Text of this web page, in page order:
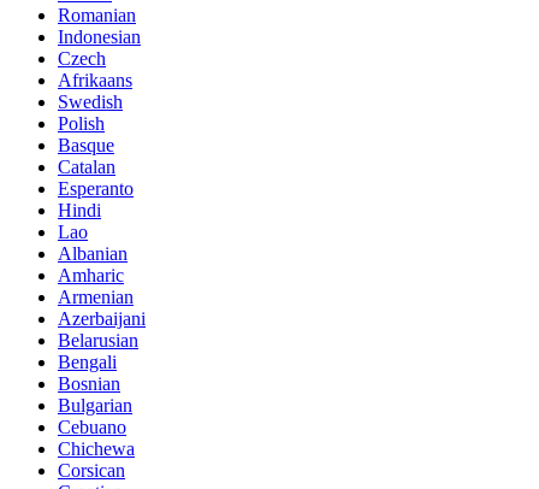
Romanian
Indonesian
Czech
Afrikaans
Swedish
Polish
Basque
Catalan
Esperanto
Hindi
Lao
Albanian
Amharic
Armenian
Azerbaijani
Belarusian
Bengali
Bosnian
Bulgarian
Cebuano
Chichewa
Corsican